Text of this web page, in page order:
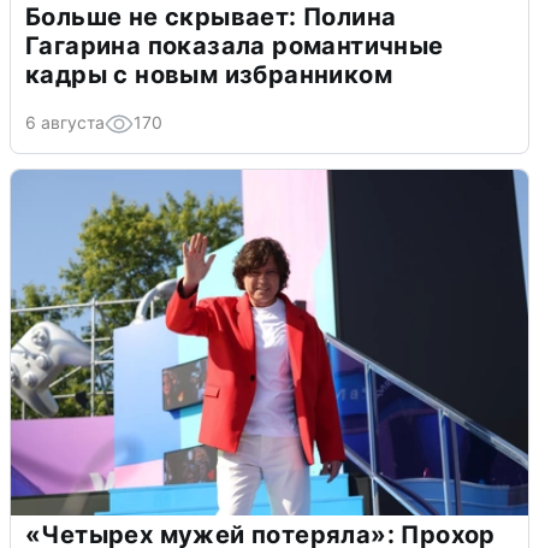
Больше не скрывает: Полина
Гагарина показала романтичные
кадры с новым избранником
6 августа 170
«Четырех мужей потеряла»: Прохор